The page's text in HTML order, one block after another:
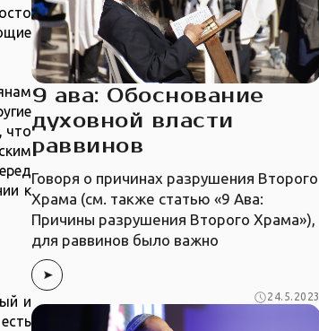
что
к
и
9 ава: Обоснование
духовной власти
раввинов
Говоря о причинах разрушения Второго
Храма (см. также статью «9 Ава:
Причины разрушения Второго Храма»),
для раввинов было важно
24.5.2023